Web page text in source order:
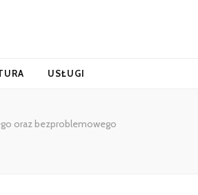
USŁUGI
oraz bezproblemowego